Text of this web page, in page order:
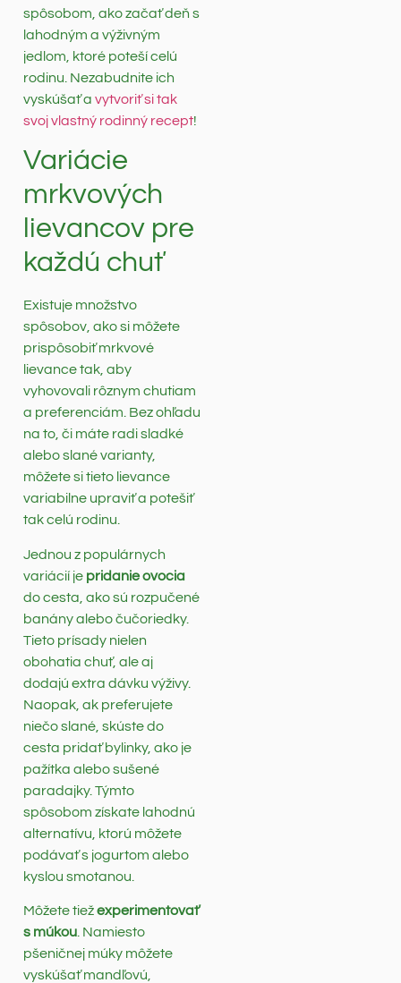
spôsobom, ako začať deň s
lahodným a výživným
jedlom, ktoré poteší celú
rodinu. Nezabudnite ich
vyskúšať a vytvoriť si tak
svoj vlastný rodinný recept!
Variácie
mrkvových
lievancov pre
každú chuť
Existuje množstvo
spôsobov, ako si môžete
prispôsobiť mrkvové
lievance tak, aby
vyhovovali rôznym chutiam
a preferenciám. Bez ohľadu
na to, či máte radi sladké
alebo slané varianty,
môžete si tieto lievance
variabilne upraviť a potešiť
tak celú rodinu.
Jednou z populárnych
variácií je pridanie ovocia
do cesta, ako sú rozpučené
banány alebo čučoriedky.
Tieto prísady nielen
obohatia chuť, ale aj
dodajú extra dávku výživy.
Naopak, ak preferujete
niečo slané, skúste do
cesta pridať bylinky, ako je
pažítka alebo sušené
paradajky. Týmto
spôsobom získate lahodnú
alternatívu, ktorú môžete
podávať s jogurtom alebo
kyslou smotanou.
Môžete tiežexperimentovať
s múkou . Namiesto
pšeničnej múky môžete
vyskúšať mandľovú,